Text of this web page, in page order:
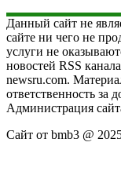
Данный сайт не
сайте ни чего не
услуги не
новостей RSS
newsru.com.
ответственность за
Администрация
Сайт от bmb3 @